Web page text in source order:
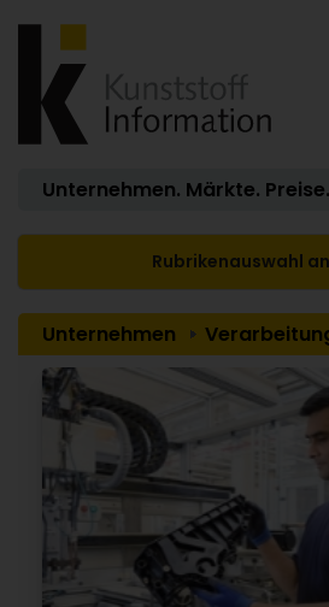
Unternehmen. Märkte. Preise.
Rubrikenauswahl
Unternehmen